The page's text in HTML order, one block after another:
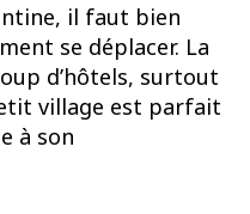
il faut bien
se déplacer. La
d’hôtels, surtout
village est parfait
à son